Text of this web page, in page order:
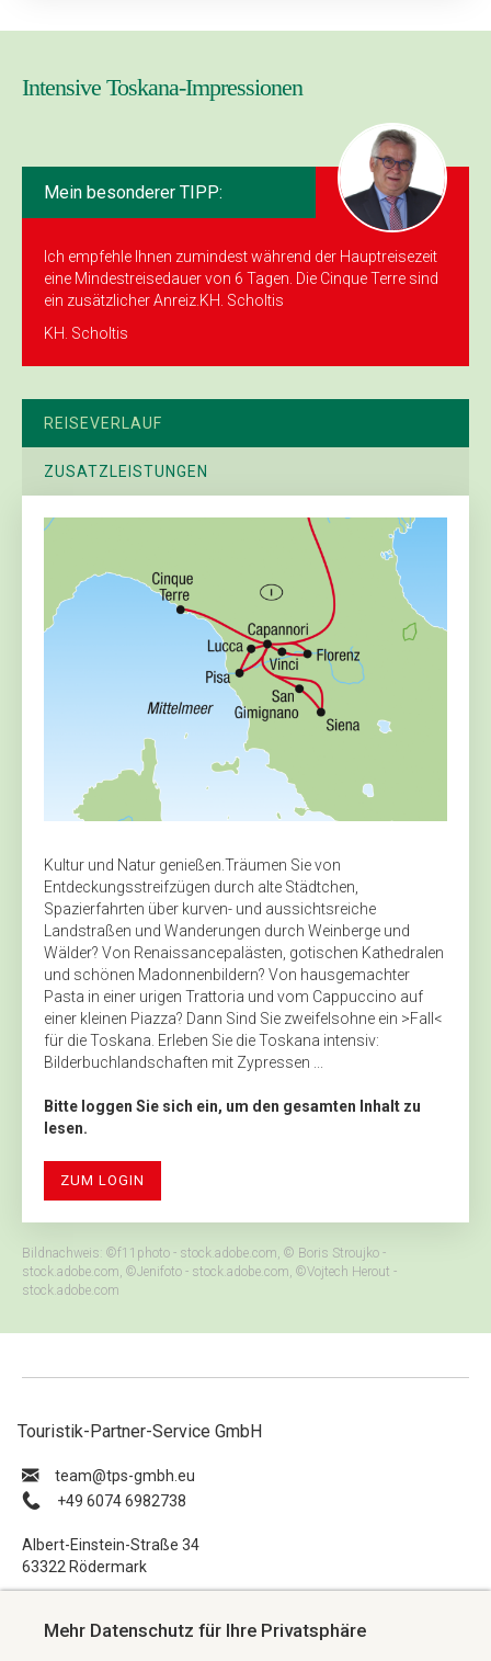
Intensive Toskana-Impressionen
Mein besonderer TIPP:
Ich empfehle Ihnen zumindest während der Hauptreisezeit
eine Mindestreisedauer von 6 Tagen. Die Cinque Terre sind
ein zusätzlicher Anreiz.KH. Scholtis
KH. Scholtis
REISEVERLAUF
ZUSATZLEISTUNGEN
Kultur und Natur genießen.Träumen Sie von
Entdeckungsstreifzügen durch alte Städtchen,
Spazierfahrten über kurven- und aussichtsreiche
Landstraßen und Wanderungen durch Weinberge und
Wälder? Von Renaissancepalästen, gotischen Kathedralen
und schönen Madonnenbildern? Von hausgemachter
Pasta in einer urigen Trattoria und vom Cappuccino auf
einer kleinen Piazza? Dann Sind Sie zweifelsohne ein >Fall<
für die Toskana. Erleben Sie die Toskana intensiv:
Bilderbuchlandschaften mit Zypressen ...
Bitte loggen Sie sich ein, um den gesamten Inhalt zu
lesen.
ZUM LOGIN
Bildnachweis: ©f11photo - stock.adobe.com, © Boris Stroujko -
stock.adobe.com, ©Jenifoto - stock.adobe.com, ©Vojtech Herout -
stock.adobe.com
Touristik-Partner-Service GmbH
ue.hbmg-spt@maet
+49 6074 6982738
Albert-Einstein-Straße 34
63322 Rödermark
Impressum
Mehr Datenschutz für Ihre Privatsphäre